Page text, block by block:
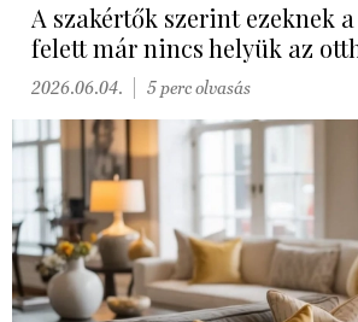
A szakértők szerint ezeknek
felett már nincs helyük az
2026.06.04. 5 perc olvasás